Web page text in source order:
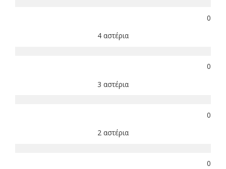
0
4 αστέρια
0
3 αστέρια
0
2 αστέρια
0